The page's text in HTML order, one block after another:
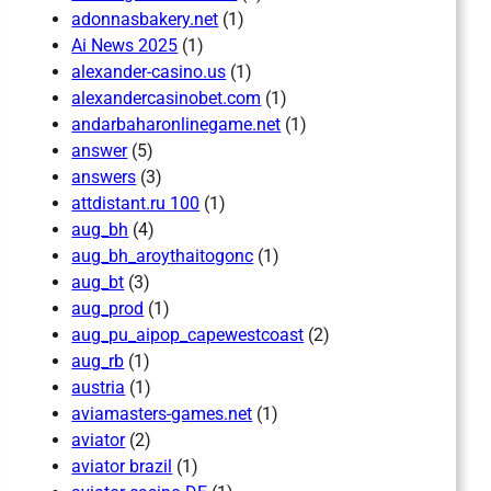
adonnasbakery.net (1)
Ai News 2025 (1)
alexander-casino.us (1)
alexandercasinobet.com (1)
andarbaharonlinegame.net (1)
answer(5)
answers (3)
attdistant.ru 100 (1)
aug_bh (4)
aug_bh_aroythaitogonc (1)
aug_bt (3)
aug_prod (1)
aug_pu_aipop_capewestcoast (2)
aug_rb (1)
austria (1)
aviamasters-games.net (1)
aviator(2)
aviator brazil (1)